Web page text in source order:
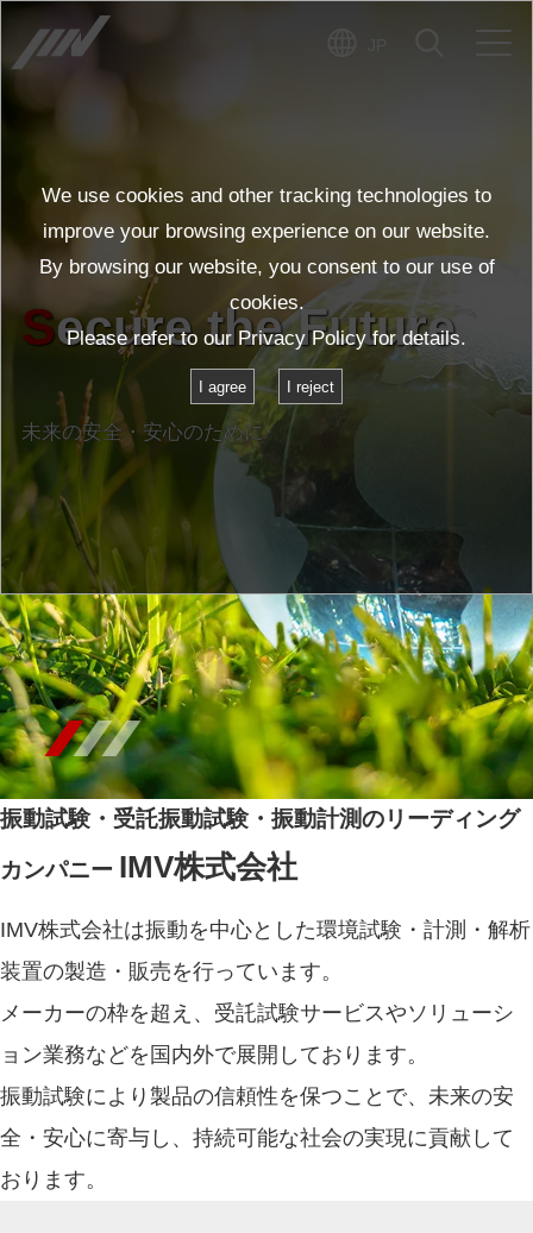
Vibration testing
is becoming
more sustainable
振動試験・受託振動試験・振動計測のリーディング
カンパニー IMV株式会社
IMV株式会社は振動を中心とした環境試験・計測・解析
装置の製造・販売を行っています。
メーカーの枠を超え、受託試験サービスやソリューシ
ョン業務などを国内外で展開しております。
振動試験により製品の信頼性を保つことで、未来の安
全・安心に寄与し、持続可能な社会の実現に貢献して
おります。
We use cookies and other tracking technologies to
improve your browsing experience on our website.
By browsing our website, you consent to our use of
cookies.
Please refer to our Privacy Policy for details.
I agree I reject